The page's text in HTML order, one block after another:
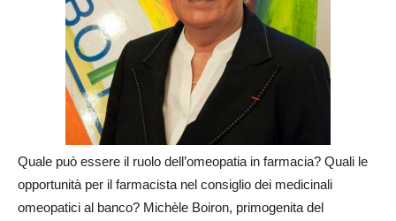
Quale può essere il ruolo dell’omeopatia in farmacia? Quali le
opportunità per il farmacista nel consiglio dei medicinali
omeopatici al banco? Michèle Boiron, primogenita del